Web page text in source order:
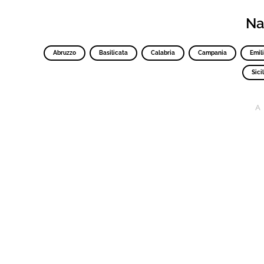
Abruzzo Basilicata Calabria Campania
A